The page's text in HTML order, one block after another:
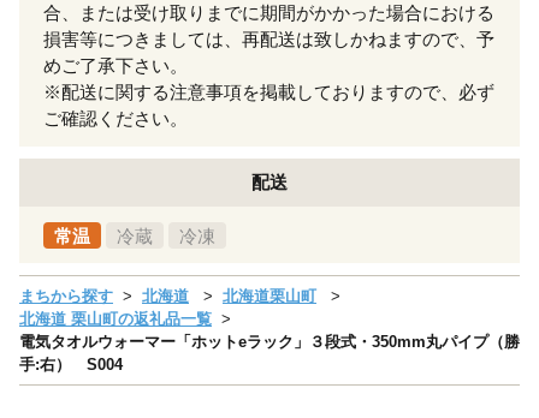
合、または受け取りまでに期間がかかった場合における
損害等につきましては、再配送は致しかねますので、予
めご了承下さい。
※配送に関する注意事項を掲載しておりますので、必ず
ご確認ください。
配送
常温 冷蔵 冷凍
まちから探す 北海道
北海道栗山町
北海道 栗山町の返礼品一覧
電気タオルウォーマー「ホットeラック」３段式・350mm丸パイプ（勝
手:右） S004